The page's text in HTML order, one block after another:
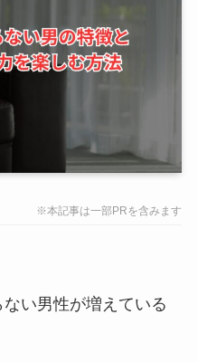
※本記事は一部PRを含みます
い男性が増えている